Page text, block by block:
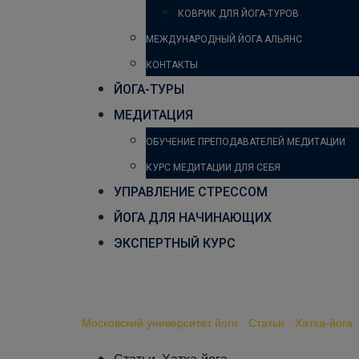
КОВРИК ДЛЯ ЙОГА-ТУРОВ
МЕЖДУНАРОДНЫЙ ЙОГА АЛЬЯНС
КОНТАКТЫ
ЙОГА-ТУРЫ
МЕДИТАЦИЯ
ОБУЧЕНИЕ ПРЕПОДАВАТЕЛЕЙ МЕДИТАЦИИ
КУРС МЕДИТАЦИИ ДЛЯ СЕБЯ
УПРАВЛЕНИЕ СТРЕССОМ
ЙОГА ДЛЯ НАЧИНАЮЩИХ
ЭКСПЕРТНЫЙ КУРС
Московский университет йоги Статьи Хатха-йога